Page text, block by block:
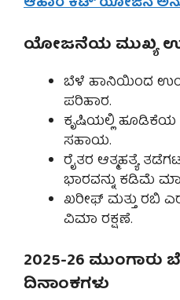
ಯೋಜನೆಯ ಮುಖ್ಯ
ಬೆಳೆ ಹಾನಿಯಿಂದ
ಪರಿಹಾರ.
ಕೃಷಿಯಲ್ಲಿ ಹೂಡಿಕೆಯ
ಸಹಾಯ.
ರೈತರ ಆತ್ಮಹತ್ಯೆ
ಭಾರವನ್ನು ಕಡಿಮೆ
ಖರೀಫ್ ಮತ್ತು ರಬಿ
ವಿಮಾ ರಕ್ಷಣೆ.
2025-26 ಮುಂಗಾರು
ದಿನಾಂಕಗಳು